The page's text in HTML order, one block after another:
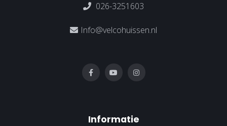
026-3251603
Info@velcohuissen.nl
Informatie